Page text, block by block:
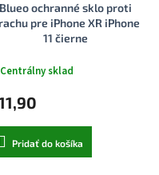
Blueo ochranné sklo proti
pre iPhone XR iPhone
11 čierne
Centrálny sklad
Pridať do košíka